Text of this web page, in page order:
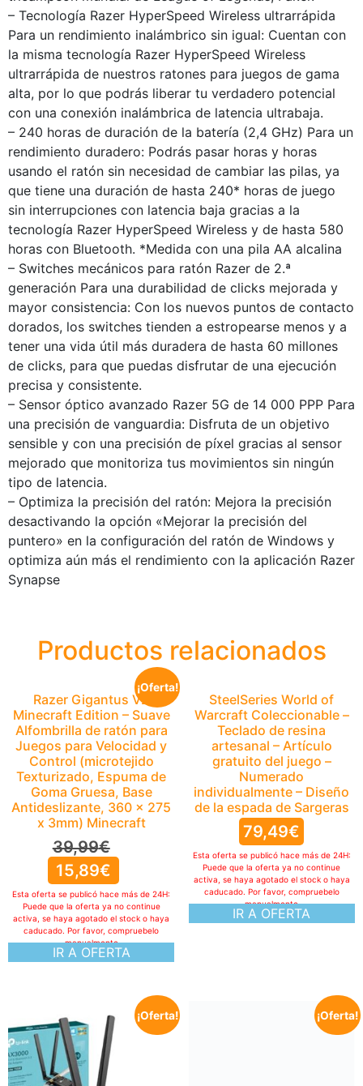
– Tecnología Razer HyperSpeed Wireless ultrarrápida
Para un rendimiento inalámbrico sin igual: Cuentan con
la misma tecnología Razer HyperSpeed Wireless
ultrarrápida de nuestros ratones para juegos de gama
alta, por lo que podrás liberar tu verdadero potencial
con una conexión inalámbrica de latencia ultrabaja.
– 240 horas de duración de la batería (2,4 GHz) Para un
rendimiento duradero: Podrás pasar horas y horas
usando el ratón sin necesidad de cambiar las pilas, ya
que tiene una duración de hasta 240* horas de juego
sin interrupciones con latencia baja gracias a la
tecnología Razer HyperSpeed Wireless y de hasta 580
horas con Bluetooth. *Medida con una pila AA alcalina
– Switches mecánicos para ratón Razer de 2.ª
generación Para una durabilidad de clicks mejorada y
mayor consistencia: Con los nuevos puntos de contacto
dorados, los switches tienden a estropearse menos y a
tener una vida útil más duradera de hasta 60 millones
de clicks, para que puedas disfrutar de una ejecución
precisa y consistente.
– Sensor óptico avanzado Razer 5G de 14 000 PPP Para
una precisión de vanguardia: Disfruta de un objetivo
sensible y con una precisión de píxel gracias al sensor
mejorado que monitoriza tus movimientos sin ningún
tipo de latencia.
– Optimiza la precisión del ratón: Mejora la precisión
desactivando la opción «Mejorar la precisión del
puntero» en la configuración del ratón de Windows y
optimiza aún más el rendimiento con la aplicación Razer
Synapse
Productos relacionados
¡Oferta!
Razer Gigantus V2
Minecraft Edition – Suave
Alfombrilla de ratón para
Juegos para Velocidad y
Control (microtejido
Texturizado, Espuma de
Goma Gruesa, Base
Antideslizante, 360 x 275
x 3mm) Minecraft
39,99€
15,89€
IR A OFERTA
Esta oferta se publicó hace más de 24H:
Puede que la oferta ya no continue
activa, se haya agotado el stock o haya
caducado. Por favor, compruebelo
manualmente
SteelSeries World of
Warcraft Coleccionable –
Teclado de resina
artesanal – Artículo
gratuito del juego –
Numerado
individualmente – Diseño
de la espada de Sargeras
79,49€
IR A OFERTA
Esta oferta se publicó hace más de 24H:
Puede que la oferta ya no continue
activa, se haya agotado el stock o haya
caducado. Por favor, compruebelo
manualmente
¡Oferta! ¡Oferta!
Logitech G Yeti GX,